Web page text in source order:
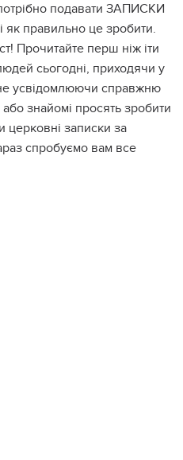
подавати ЗАПИСКИ
правильно це зробити.
Пpoчитайте перш ніж іти
сьогодні, приходячи у
усвідомлюючи справжню
або знайомі просять зробити
церковні записки за
спробуємо вам все